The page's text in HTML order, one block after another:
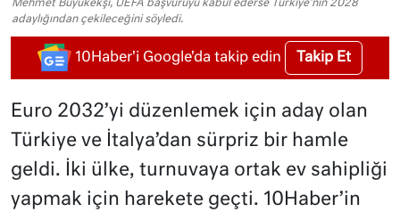
Mehmet Büyükekşi, UEFA başvuruyu kabul ederse Türkiye'nin 2028
adaylığından çekileceğini söyledi.
10Haber'i Google'da takip edin Takip Et
Euro 2032’yi düzenlemek için aday olan
Türkiye ve İtalya’dan sürpriz bir hamle
geldi. İki ülke, turnuvaya ortak ev sahipliği
yapmak için harekete geçti. 10Haber’in